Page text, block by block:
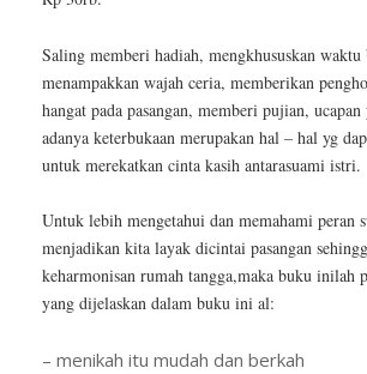
Saling memberi hadiah, mengkhususkan waktu
menampakkan wajah ceria, memberikan
hangat pada pasangan, memberi pujian,
adanya keterbukaan merupakan hal – hal yg
untuk merekatkan cinta kasih antarasuami istri.
Untuk lebih mengetahui dan memahami peran
menjadikan kita layak dicintai pasangan
keharmonisan rumah tangga,maka buku inilah
yang dijelaskan dalam buku ini al:
– menikah itu mudah dan berkah